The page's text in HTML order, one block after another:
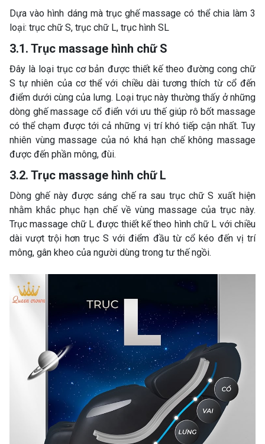
Dựa vào hình dáng mà trục ghế massage có thể chia làm 3
loại: trục chữ S, trục chữ L, trục hình SL
3.1. Trục massage hình chữ S
Đây là loại trục cơ bản được thiết kế theo đường cong chữ
S tự nhiên của cơ thể với chiều dài tương thích từ cổ đến
điểm dưới cùng của lưng. Loại trục này thường thấy ở những
dòng ghế massage cổ điển với ưu thế giúp rô bốt massage
có thể chạm được tới cả những vị trí khó tiếp cận nhất. Tuy
nhiên vùng massage của nó khá hạn chế không massage
được đến phần mông, đùi.
3.2. Trục massage hình chữ L
Dòng ghế này được sáng chế ra sau trục chữ S xuất hiện
nhằm khắc phục hạn chế về vùng massage của trục này.
Trục massage chữ L được thiết kế theo hình chữ L với chiều
dài vượt trội hơn trục S với điểm đầu từ cổ kéo đến vị trí
mông, gân kheo của người dùng trong tư thế ngồi.